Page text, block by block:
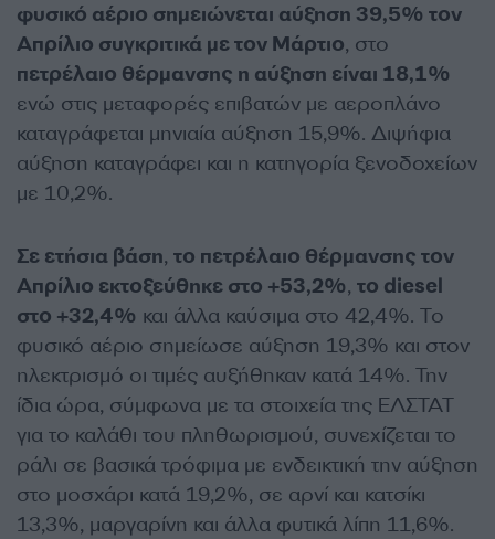
φυσικό αέριο σημειώνεται αύξηση 39,5% τον
Απρίλιο συγκριτικά με τον Μάρτιο, στο
πετρέλαιο θέρμανσης η αύξηση είναι 18,1%
ενώ στις μεταφορές επιβατών με αεροπλάνο
καταγράφεται μηνιαία αύξηση 15,9%. Διψήφια
αύξηση καταγράφει και η κατηγορία ξενοδοχείων
με 10,2%.
Σε ετήσια βάση, το πετρέλαιο θέρμανσης τον
Απρίλιο εκτοξεύθηκε στο +53,2%, το diesel
στο +32,4% και άλλα καύσιμα στο 42,4%. Το
φυσικό αέριο σημείωσε αύξηση 19,3% και στον
ηλεκτρισμό οι τιμές αυξήθηκαν κατά 14%. Την
ίδια ώρα, σύμφωνα με τα στοιχεία της ΕΛΣΤΑΤ
για το καλάθι του πληθωρισμού, συνεχίζεται το
ράλι σε βασικά τρόφιμα με ενδεικτική την αύξηση
στο μοσχάρι κατά 19,2%, σε αρνί και κατσίκι
13,3%, μαργαρίνη και άλλα φυτικά λίπη 11,6%.